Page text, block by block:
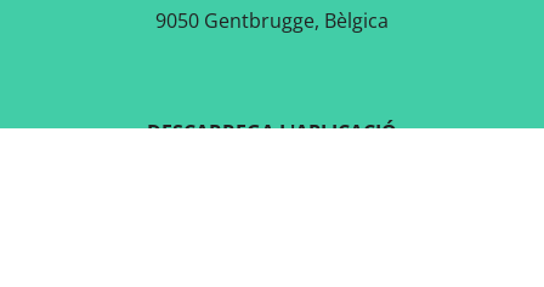
9050 Gentbrugge, Bèlgica
DESCARREGA L'APLICACIÓ